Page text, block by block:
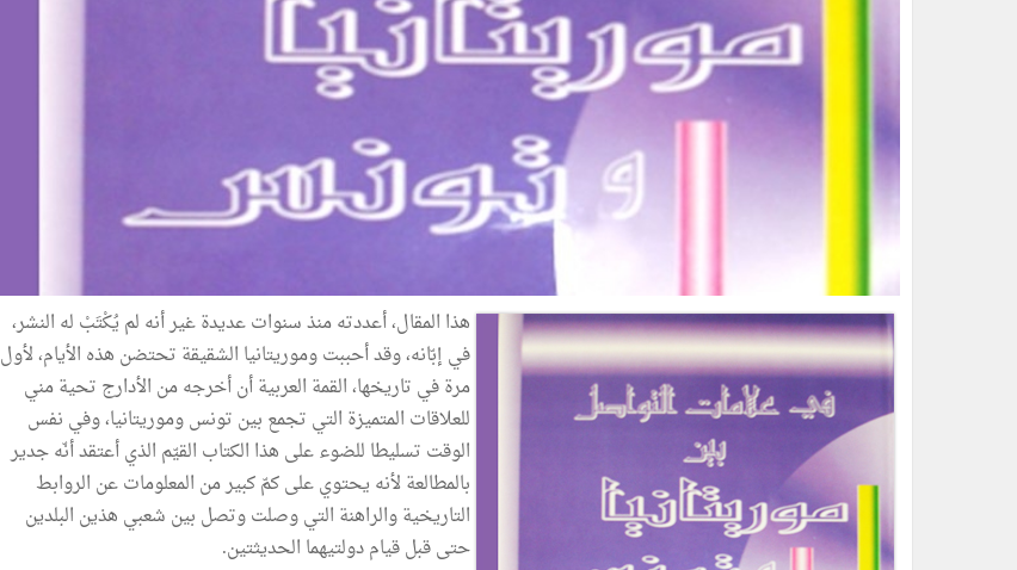
هذا المقال، أعددته منذ سنوات عديدة غير أنه لم يُكْتَبْ له النشر،
في إبّانه، وقد أحببت وموريتانيا الشقيقة تحتضن هذه الأيام، لأول
مرة في تاريخها، القمة العربية أن أخرجه من الأدارج تحية مني
للعلاقات المتميزة التي تجمع بين تونس وموريتانيا، وفي نفس
الوقت تسليطا للضوء على هذا الكتاب القيّم الذي أعتقد أنّه جدير
بالمطالعة لأنه يحتوي على كمّ كبير من المعلومات عن الروابط
التاريخية والراهنة التي وصلت وتصل بين شعبي هذين البلدين
حتى قبل قيام دولتيهما الحديثتين.